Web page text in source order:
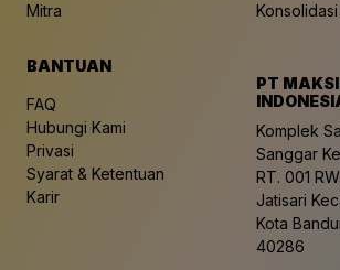
Mitra
Konsolidasi
BANTUAN
FAQ
Hubungi Kami
Privasi
Syarat & Ketentuan
Karir
PT
Komplek
Sanggar
RT. 001
Jatisari
Kota
40286